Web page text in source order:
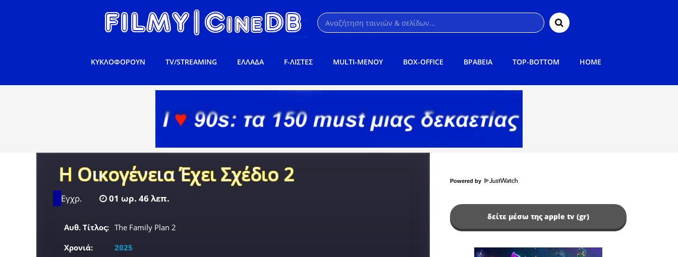
ΚΥΚΛΟΦΟΡΟΥΝ TV/STREAMING ΕΛΛΑΔΑ F-ΛΙΣΤΕΣ MULTI-ΜΕΝΟΥ BOX-OFFICE ΒΡΑΒΕΙΑ TOP-BOTTOM HOME
Η Οικογένεια Έχει Σχέδιο 2
Εγχρ. 01 ωρ. 46 λεπ.
Αυθ. Τίτλος: The Family Plan 2
Χρονιά:
2025
Powered by
δείτε μέσω της apple tv (gr)